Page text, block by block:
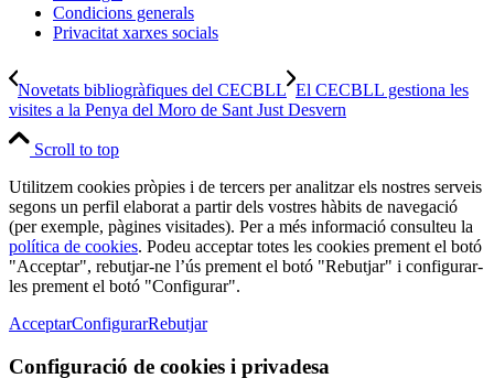
Condicions generals
Privacitat xarxes socials
Novetats bibliogràfiques del CECBLL El CECBLL gestiona les
visites a la Penya del Moro de Sant Just Desvern
Scroll to top
Utilitzem cookies pròpies i de tercers per analitzar els nostres serveis
segons un perfil elaborat a partir dels vostres hàbits de navegació
(per exemple, pàgines visitades). Per a més informació consulteu la
política de cookies. Podeu acceptar totes les cookies prement el botó
"Acceptar", rebutjar-ne l’ús prement el botó "Rebutjar" i configurar-
les prement el botó "Configurar".
AcceptarConfigurarRebutjar
Configuració de cookies i privadesa